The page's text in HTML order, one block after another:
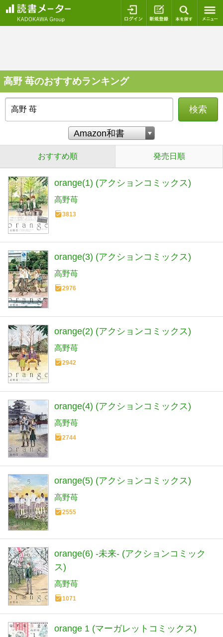
ログイン 新規登録
高野 苺のおすすめランキング
検索
おすすめ順 発売日順
orange(1) (アクションコミックス)
高野苺
3813
orange(3) (アクションコミックス)
高野苺
2976
orange(2) (アクションコミックス)
高野苺
2942
orange(4) (アクションコミックス)
高野苺
2744
orange(5) (アクションコミックス)
高野苺
2555
orange(6) -未来- (アクションコミック
ス)
高野苺
1071
orange 1 (マーガレットコミックス)